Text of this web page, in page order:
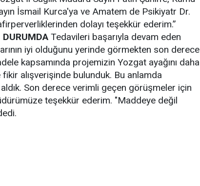
İsmail Kurca'ya ve Amatem de Psikiyatr Dr.
dolayı teşekkür ederim.”
Tedavileri başarıyla devam eden
iyi olduğunu yerinde görmekten son derece
kapsamında projemizin Yozgat ayağını daha
alışverişinde bulunduk. Bu anlamda
Son derece verimli geçen görüşmeler için
teşekkür ederim. "Maddeye değil